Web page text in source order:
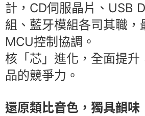
計，CD伺服晶片、USB
組、藍牙模組各司其職，
MCU控制協調。
核「芯」進化，全面提升
品的競爭力。
還原類比音色，獨具韻味